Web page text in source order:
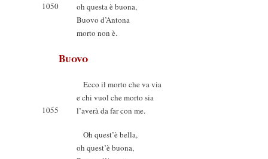
1050
oh questa è buona,
Buovo d’Antona
morto non è.
Buovo
Ecco il morto che va via
e chi vuol che morto sia
1055
l’averà da far con me.
Oh quest’è bella,
oh quest’è buona,